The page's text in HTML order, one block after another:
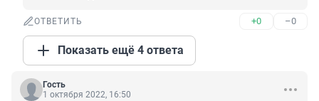
ОТВЕТИТЬ +0 –0
Показать ещё 4 ответа
Гость
1 октября 2022, 16:50